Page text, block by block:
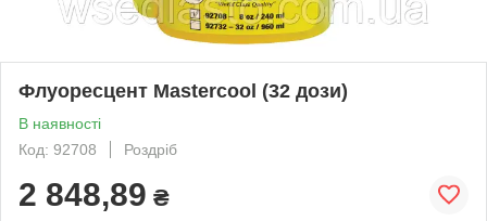
Флуоресцент Mastercool (32 дози)
В наявності
Код: 92708
Роздріб
2 848,89 ₴